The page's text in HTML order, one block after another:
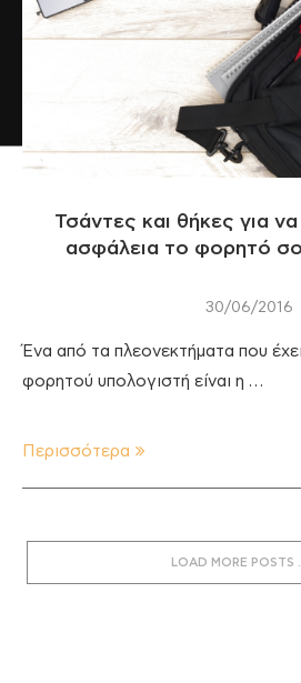
Τσάντες και θήκες για
ασφάλεια το φορητό
30/06/2016
Ένα από τα πλεονεκτήματα που
φορητού υπολογιστή είναι η …
Περισσότερα
LOAD MORE POSTS